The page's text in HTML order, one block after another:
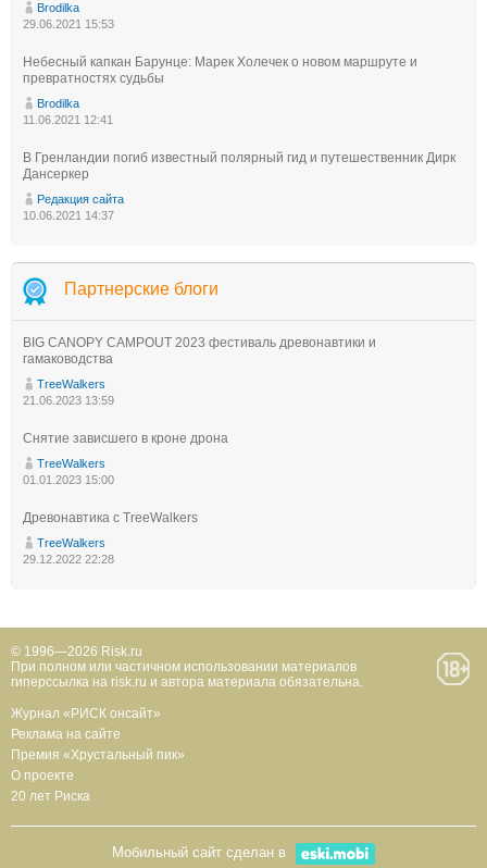
Brodilka
29.06.2021 15:53
Небесный капкан Барунце: Марек Холечек о новом маршруте и
превратностях судьбы
Brodilka
11.06.2021 12:41
В Гренландии погиб известный полярный гид и путешественник Дирк
Дансеркер
Редакция сайта
10.06.2021 14:37
Партнерские блоги
BIG CANOPY CAMPOUT 2023 фестиваль древонавтики и
гамаководства
TreeWalkers
21.06.2023 13:59
Снятие зависшего в кроне дрона
TreeWalkers
01.01.2023 15:00
Древонавтика с TreeWalkers
TreeWalkers
29.12.2022 22:28
© 1996—2026 Risk.ru
При полном или частичном использовании материалов
гиперссылка на risk.ru и автора материала обязательна.
Журнал «РИСК онсайт»
Реклама на сайте
Премия «Хрустальный пик»
О проекте
20 лет Риска
Мобильный сайт сделан в